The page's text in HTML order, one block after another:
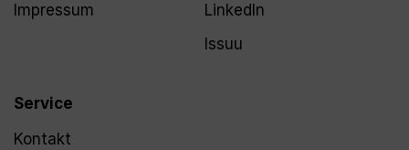
Impressum
Service
Kontakt
LinkedIn
Issuu